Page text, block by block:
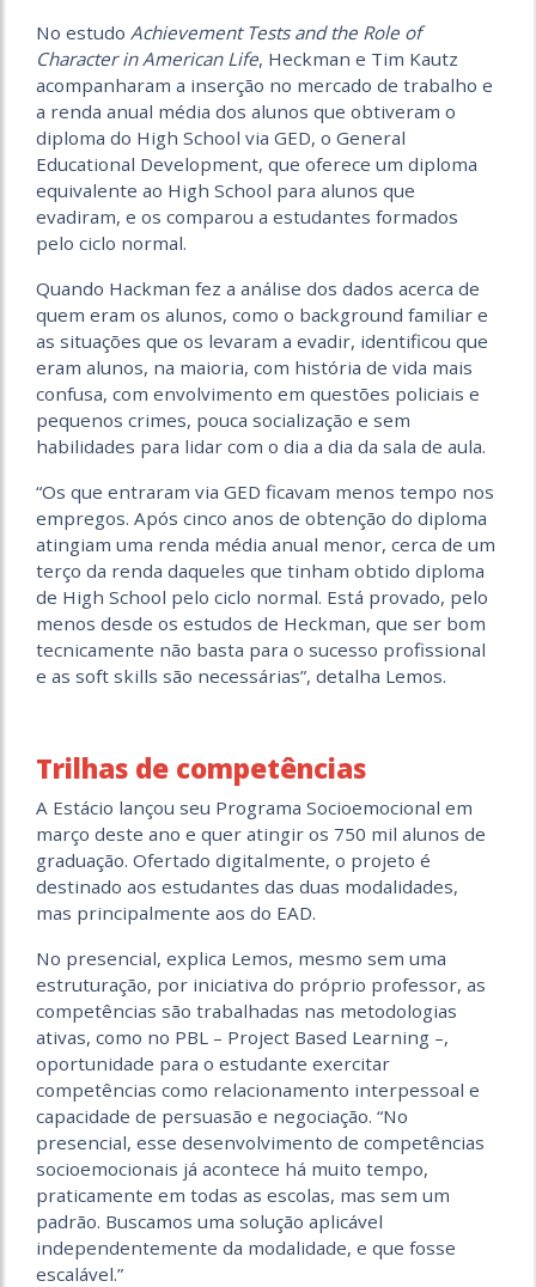
No estudo Achievement Tests and the Role of
Character in American Life, Heckman e Tim Kautz
acompanharam a inserção no mercado de trabalho e
a renda anual média dos alunos que obtiveram o
diploma do High School via GED, o General
Educational Development, que oferece um diploma
equivalente ao High School para alunos que
evadiram, e os comparou a estudantes formados
pelo ciclo normal.
Quando Hackman fez a análise dos dados acerca de
quem eram os alunos, como o background familiar e
as situações que os levaram a evadir, identificou que
eram alunos, na maioria, com história de vida mais
confusa, com envolvimento em questões policiais e
pequenos crimes, pouca socialização e sem
habilidades para lidar com o dia a dia da sala de aula.
“Os que entraram via GED ficavam menos tempo nos
empregos. Após cinco anos de obtenção do diploma
atingiam uma renda média anual menor, cerca de um
terço da renda daqueles que tinham obtido diploma
de High School pelo ciclo normal. Está provado, pelo
menos desde os estudos de Heckman, que ser bom
tecnicamente não basta para o sucesso profissional
e as soft skills são necessárias”, detalha Lemos.
Trilhas de competências
A Estácio lançou seu Programa Socioemocional em
março deste ano e quer atingir os 750 mil alunos de
graduação. Ofertado digitalmente, o projeto é
destinado aos estudantes das duas modalidades,
mas principalmente aos do EAD.
No presencial, explica Lemos, mesmo sem uma
estruturação, por iniciativa do próprio professor, as
competências são trabalhadas nas metodologias
ativas, como no PBL – Project Based Learning –,
oportunidade para o estudante exercitar
competências como relacionamento interpessoal e
capacidade de persuasão e negociação. “No
presencial, esse desenvolvimento de competências
socioemocionais já acontece há muito tempo,
praticamente em todas as escolas, mas sem um
padrão. Buscamos uma solução aplicável
independentemente da modalidade, e que fosse
escalável.”